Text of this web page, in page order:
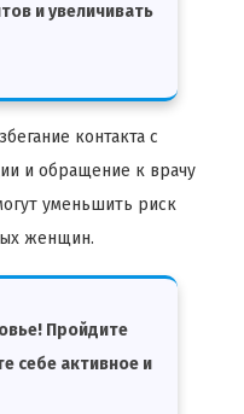
и увеличивать
контакта с
и обращение к врачу
уменьшить риск
женщин.
Пройдите
себе активное и